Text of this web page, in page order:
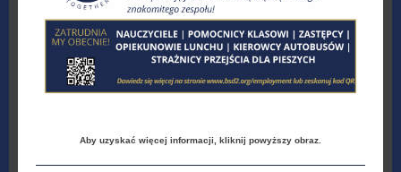
Aby uzyskać więcej informacji, kliknij powyższy obraz.